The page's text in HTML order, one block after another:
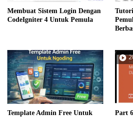
Membuat Sistem Login Dengan
CodeIgniter 4 Untuk Pemula
Template Admin Free Untuk
Part